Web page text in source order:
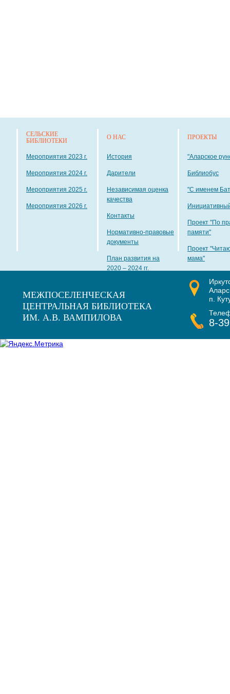
СЕЛЬСКИЕ
БИБЛИОТЕКИ
Мероприятия 2023 г.
Мероприятия 2024 г.
Мероприятия 2025 г.
Мероприятия 2026 г.
О НАС
История
Дарители
Независимая оценка
качества
Контакты
Нормативно-правовые
документы
План развития на
2020 – 2024 гг.
ПРОЕКТЫ
"Аларское
Библиобус
"С именем
Проект "По
памяти"
Проект
мама"
МЕЖПОСЕЛЕНЧЕСКАЯ
ЦЕНТРАЛЬНАЯ БИБЛИОТЕКА
ИМ. А.В. ВАМПИЛОВА
п.
8-